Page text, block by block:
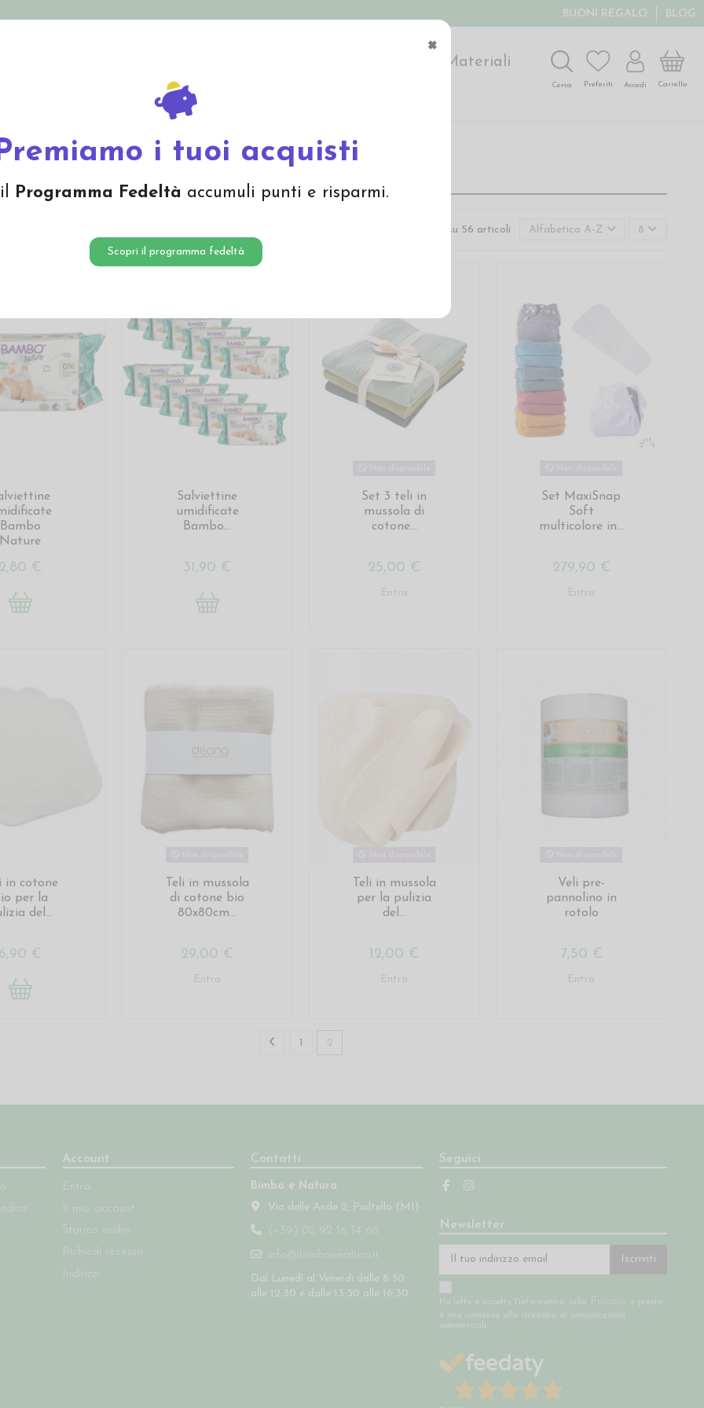
×
i tuoi acquisti
Programma Fedeltà accumuli punti e risparmi.
Scopri il programma fedeltà
BUONI REGALO BLOG
Materiali
Offerte
Cerca Preferiti Accedi Carrello
Visualizzati 49-56 su 56 articoli Alfabetico A-Z 8
Bambo
Nature
2,80 €
Salviettine
umidificate
Bambo...
31,90 €
Set 3 teli in
mussola di
cotone...
25,00 €
Entra
Set MaxiSnap
Soft
multicolore in...
279,90 €
Entra
in cotone
per la
del...
6,90 €
Teli in mussola
di cotone bio
80x80cm...
29,00 €
Entra
Teli in mussola
per la pulizia
del...
12,00 €
Entra
Veli pre-
pannolino in
rotolo
7,50 €
Entra
1 2
Account
Entra
Il mio account
Storico ordini
Richiedi recesso
Indirizzi
Contatti
Bimbo e Natura
Via delle Ande 2, Pioltello (MI)
(+39) 02 92 16 14 68
info@bimboenatura.it
Dal Lunedì al Venerdì dalle 8:30
alle 12:30 e dalle 13:30 alle 16:30
Seguici
Newsletter
Iscriviti
Ho letto e accetto l'informativa sulla Privacy
e presto
il mio consenso alla ricezione di comunicazioni
commerciali.